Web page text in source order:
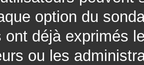
option du
ont déjà exprimés
ou les